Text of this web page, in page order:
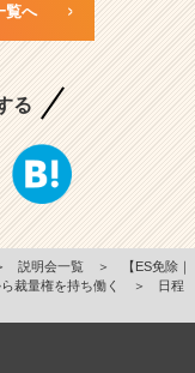
覧へ
る
説明会一覧 ＞
【ES免除｜
裁量権を持ち働く
＞
日程